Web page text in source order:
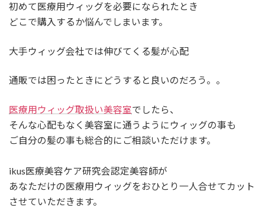
初めて医療用ウィッグを必要になられたとき
どこで購入するか悩んでしまいます。
大手ウィッグ会社では伸びてくる髪が心配
通販では困ったときにどうすると良いのだろう。。
医療用ウィッグ取扱い美容室でしたら、
そんな心配もなく美容室に通うようにウィッグの事も
ご自分の髪の事も総合的にご相談いただけます。
ikus医療美容ケア研究会認定美容師が
あなただけの医療用ウィッグをおひとり一人合せてカット
させていただきます。